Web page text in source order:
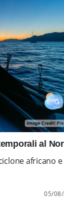
al
africano e
05/